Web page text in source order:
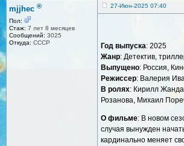
mjjhec ®
Пол:
Стаж: 7 лет 8 месяцев
Сообщений: 3025
Откуда: СССР
27-Июн-2025 07:40
Год выпуска: 2025
Жанр: Детектив,
Выпущено: Россия,
Режиссер: Валерия
В ролях: Кирилл
Розанова, Михаил
О фильме: В новом
случая вынужден
кардинально меняет